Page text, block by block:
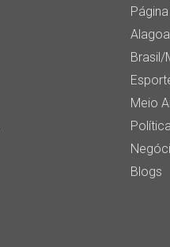
Brasil/
Meio
Política
Blogs